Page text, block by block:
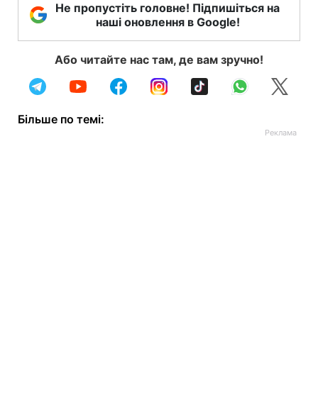
Не пропустіть головне! Підпишіться на
наші оновлення в Google!
Або читайте нас там, де вам зручно!
Більше по темі: